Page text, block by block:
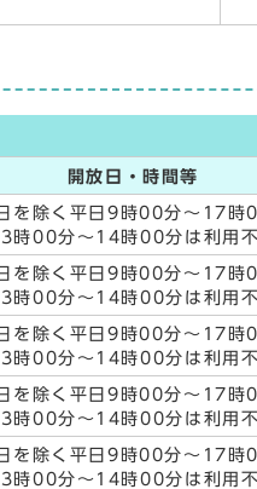
開放日・時間等
を除く平日9時00分～17時
時00分～14時00分は利用不
を除く平日9時00分～17時
時00分～14時00分は利用不
を除く平日9時00分～17時
時00分～14時00分は利用不
を除く平日9時00分～17時
時00分～14時00分は利用不
を除く平日9時00分～17時
時00分～14時00分は利用不